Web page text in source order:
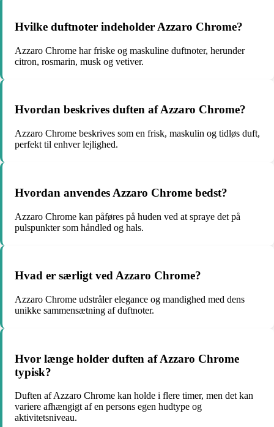
Hvilke duftnoter indeholder Azzaro Chrome?
Azzaro Chrome har friske og maskuline duftnoter, herunder
citron, rosmarin, musk og vetiver.
Hvordan beskrives duften af Azzaro Chrome?
Azzaro Chrome beskrives som en frisk, maskulin og tidløs duft,
perfekt til enhver lejlighed.
Hvordan anvendes Azzaro Chrome bedst?
Azzaro Chrome kan påføres på huden ved at spraye det på
pulspunkter som håndled og hals.
Hvad er særligt ved Azzaro Chrome?
Azzaro Chrome udstråler elegance og mandighed med dens
unikke sammensætning af duftnoter.
Hvor længe holder duften af Azzaro Chrome
typisk?
Duften af Azzaro Chrome kan holde i flere timer, men det kan
variere afhængigt af en persons egen hudtype og
aktivitetsniveau.